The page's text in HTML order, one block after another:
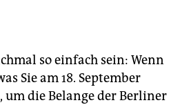
so einfach sein: Wenn
Sie am 18. September
um die Belange der Berliner